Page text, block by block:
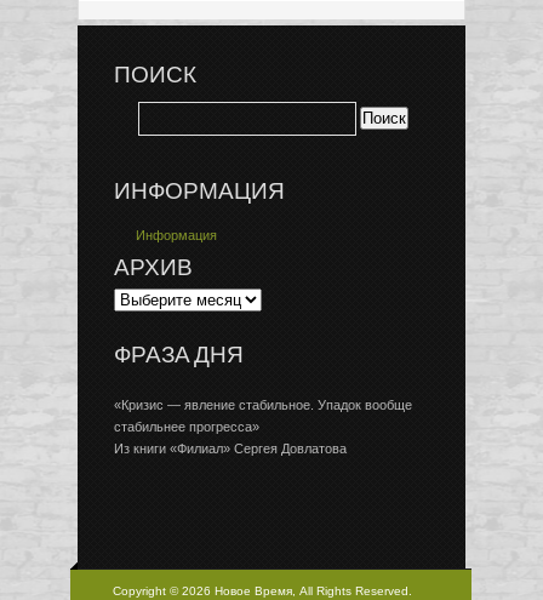
ПОИСК
ИНФОРМАЦИЯ
Информация
АРХИВ
ФРАЗА ДНЯ
«Кризис — явление стабильное. Упадок вообще
стабильнее прогресса»
Из книги «Филиал» Сергея Довлатова
Copyright © 2026 Новое Время, All Rights Reserved.